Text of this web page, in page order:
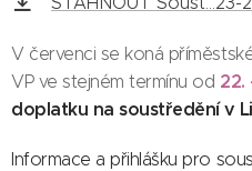
V červenci se koná
VP ve stejném termínu od 22.
doplatku na soustředění v
Informace a přihlášku pro